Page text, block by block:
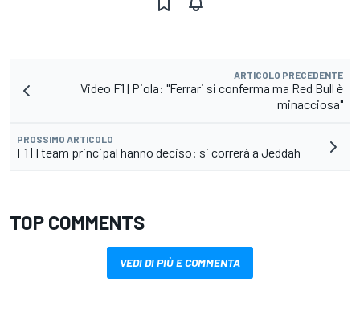
ARTICOLO PRECEDENTE
Video F1 | Piola: "Ferrari si conferma ma Red Bull è
minacciosa"
PROSSIMO ARTICOLO
F1 | I team principal hanno deciso: si correrà a Jeddah
TOP COMMENTS
VEDI DI PIÙ E COMMENTA